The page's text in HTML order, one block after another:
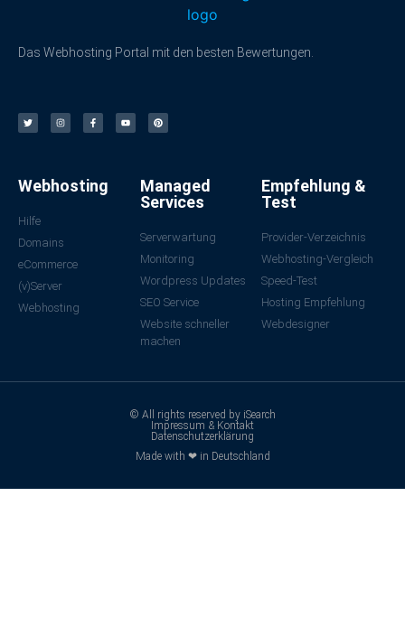
Das Webhosting Portal mit den besten Bewertungen.
Webhosting
Hilfe
Domains
eCommerce
(v)Server
Webhosting
Managed
Services
Serverwartung
Monitoring
Wordpress Updates
SEO Service
Website schneller
machen
Empfehlung &
Test
Provider-Verzeichnis
Webhosting-Vergleich
Speed-Test
Hosting Empfehlung
Webdesigner
© All rights reserved by iSearch
Impressum & Kontakt
Datenschutzerklärung
Made with ❤ in Deutschland